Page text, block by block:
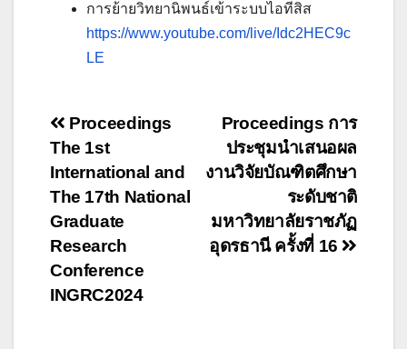
การย้ายวิทยานิพนธ์เข้าระบบไอทีสิส
https://www.youtube.com/live/Idc2HEC9c
LE
แนะแนว
เรื่อง
Proceedings การ
ประชุมนำเสนอผล
งานวิจัยบัณฑิตศึกษา
ระดับชาติ
มหาวิทยาลัยราชภัฏ
อุดรธานี ครั้งที่ 16
Proceedings
The 1st
International and
The 17th National
Graduate
Research
Conference
INGRC2024